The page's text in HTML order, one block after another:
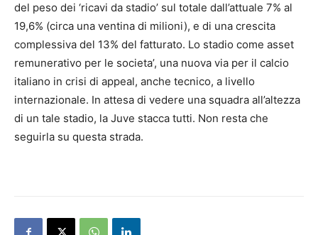
del peso dei ‘ricavi da stadio’ sul totale dall’attuale 7% al
19,6% (circa una ventina di milioni), e di una crescita
complessiva del 13% del fatturato. Lo stadio come asset
remunerativo per le societa’, una nuova via per il calcio
italiano in crisi di appeal, anche tecnico, a livello
internazionale. In attesa di vedere una squadra all’altezza
di un tale stadio, la Juve stacca tutti. Non resta che
seguirla su questa strada.